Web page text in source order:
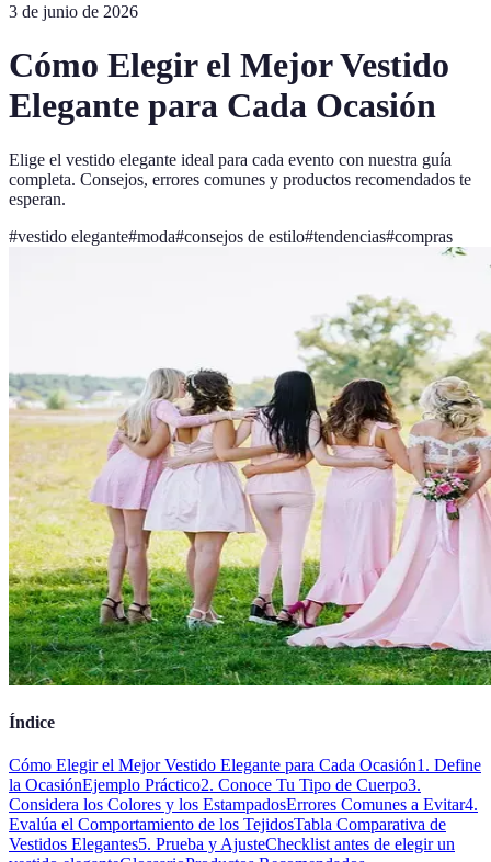
3 de junio de 2026
Cómo Elegir el Mejor Vestido
Elegante para Cada Ocasión
Elige el vestido elegante ideal para cada evento con nuestra guía
completa. Consejos, errores comunes y productos recomendados te
esperan.
#vestido elegante#moda#consejos de estilo#tendencias#compras
Índice
Cómo Elegir el Mejor Vestido Elegante para Cada Ocasión1. Define
la OcasiónEjemplo Práctico2. Conoce Tu Tipo de Cuerpo3.
Considera los Colores y los EstampadosErrores Comunes a Evitar4.
Evalúa el Comportamiento de los TejidosTabla Comparativa de
Vestidos Elegantes5. Prueba y AjusteChecklist antes de elegir un